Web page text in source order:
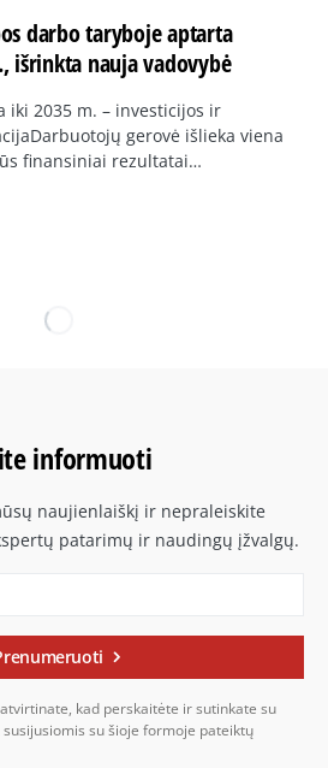
darbo taryboje aptarta
išrinkta nauja vadovybė
iki 2035 m. – investicijos ir
gerovė išlieka viena
finansiniai rezultatai…
informuoti
naujienlaiškį ir nepraleiskite
patarimų ir naudingų įžvalgų.
kad perskaitėte ir sutinkate su
su šioje formoje pateiktų